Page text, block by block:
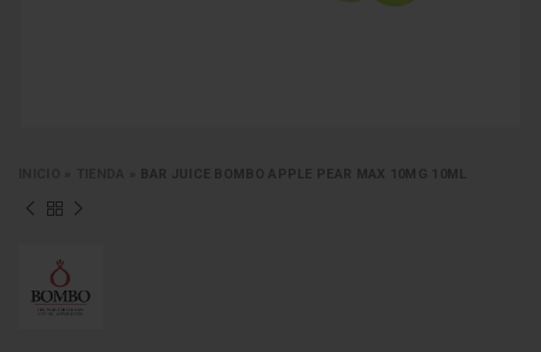
BAR JUICE BOMBO APPLE PEAR MAX 10MG 10ML